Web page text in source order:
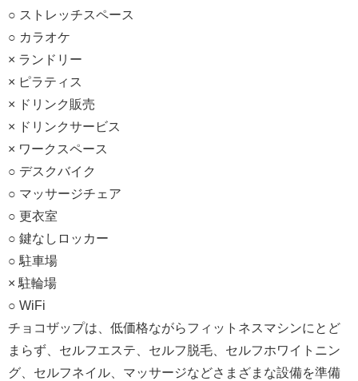
○ ストレッチスペース
○ カラオケ
× ランドリー
× ピラティス
× ドリンク販売
× ドリンクサービス
× ワークスペース
○ デスクバイク
○ マッサージチェア
○ 更衣室
○ 鍵なしロッカー
○ 駐車場
× 駐輪場
○ WiFi
チョコザップは、低価格ながらフィットネスマシンにとど
まらず、セルフエステ、セルフ脱毛、セルフホワイトニン
グ、セルフネイル、マッサージなどさまざまな設備を準備